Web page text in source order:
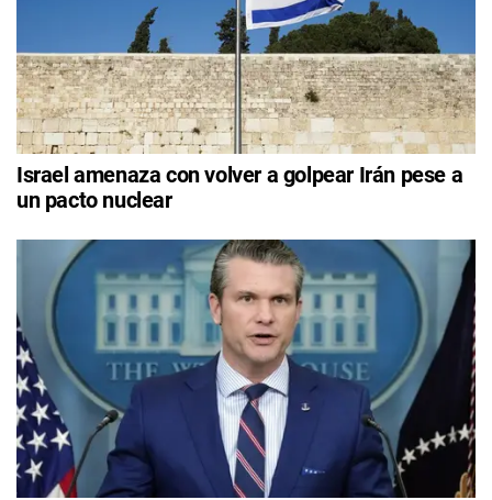
Israel amenaza con volver a golpear Irán pese a
un pacto nuclear